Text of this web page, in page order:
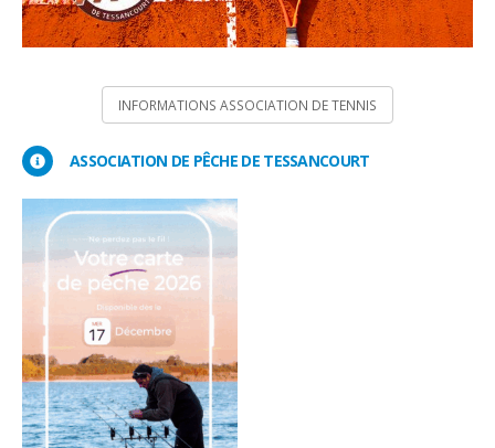
INFORMATIONS ASSOCIATION DE TENNIS
ASSOCIATION DE PÊCHE DE TESSANCOURT